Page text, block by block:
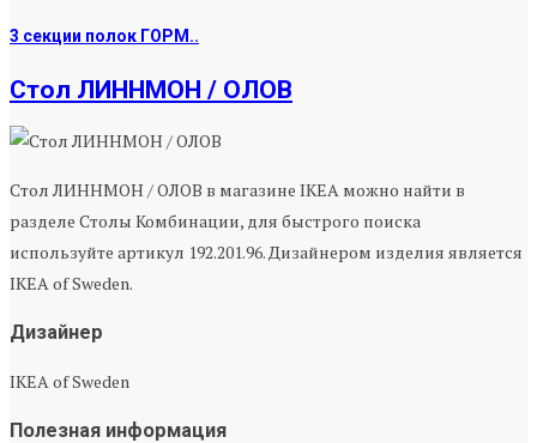
3 секции полок ГОРМ..
Стол ЛИННМОН / ОЛОВ
Стол ЛИННМОН / ОЛОВ в магазине IKEA можно найти в
разделе Столы Комбинации, для быстрого поиска
используйте артикул 192.201.96. Дизайнером изделия является
IKEA of Sweden.
Дизайнер
IKEA of Sweden
Полезная информация